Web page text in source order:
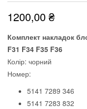
1200,00₴
Комплект накладок
F31 F34 F35 F36
Колір: чорний
Номер:
5141 7289 346
5141 7283 832